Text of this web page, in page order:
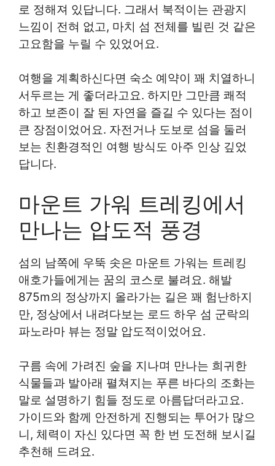
로 정해져 있답니다. 그래서 북적이는 관광지
느낌이 전혀 없고, 마치 섬 전체를 빌린 것 같은
고요함을 누릴 수 있었어요.
여행을 계획하신다면 숙소 예약이 꽤 치열하니
서두르는 게 좋더라고요. 하지만 그만큼 쾌적
하고 보존이 잘 된 자연을 즐길 수 있다는 점이
큰 장점이었어요. 자전거나 도보로 섬을 둘러
보는 친환경적인 여행 방식도 아주 인상 깊었
답니다.
마운트 가워 트레킹에서
만나는 압도적 풍경
섬의 남쪽에 우뚝 솟은 마운트 가워는 트레킹
애호가들에게는 꿈의 코스로 불려요. 해발
875m의 정상까지 올라가는 길은 꽤 험난하지
만, 정상에서 내려다보는 로드 하우 섬 군락의
파노라마 뷰는 정말 압도적이었어요.
구름 속에 가려진 숲을 지나며 만나는 희귀한
식물들과 발아래 펼쳐지는 푸른 바다의 조화는
말로 설명하기 힘들 정도로 아름답더라고요.
가이드와 함께 안전하게 진행되는 투어가 많으
니, 체력이 자신 있다면 꼭 한 번 도전해 보시길
추천해 드려요.